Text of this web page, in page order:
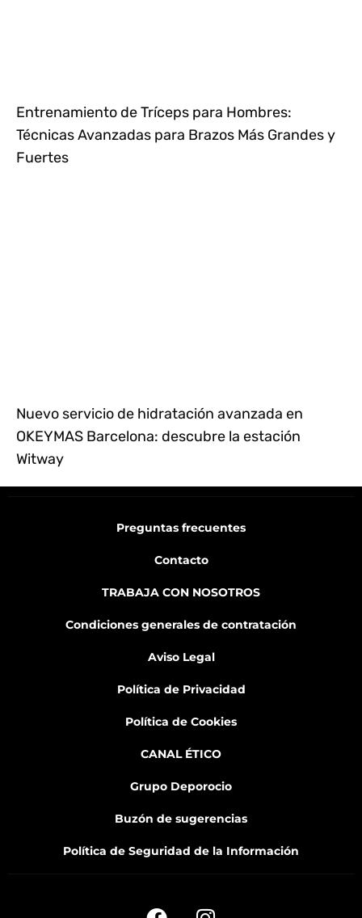
Entrenamiento de Tríceps para Hombres:
Técnicas Avanzadas para Brazos Más Grandes y
Fuertes
Nuevo servicio de hidratación avanzada en
OKEYMAS Barcelona: descubre la estación
Witway
Preguntas frecuentes
Contacto
TRABAJA CON NOSOTROS
Condiciones generales de contratación
Aviso Legal
Política de Privacidad
Política de Cookies
CANAL ÉTICO
Grupo Deporocio
Buzón de sugerencias
Política de Seguridad de la Información